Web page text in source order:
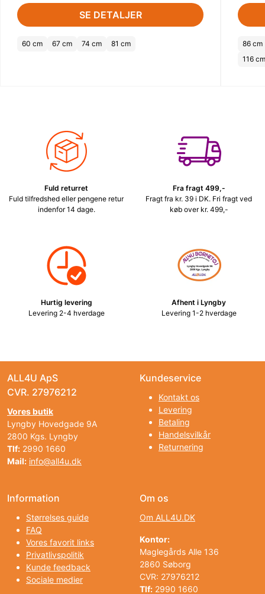
SE DETALJER
60 cm 67 cm 74 cm 81 cm
86 cm
116
Fuld returret
Fuld tilfredshed eller pengene retur
indenfor 14 dage.
Fra fragt 499,-
Fragt fra kr. 39 i DK. Fri fragt ved
køb over kr. 499,-
Hurtig levering
Levering 2-4 hverdage
Afhent i Lyngby
Levering 1-2 hverdage
ALL4U ApS
CVR. 27976212
Vores butik
Lyngby Hovedgade 9A
2800 Kgs. Lyngby
Tlf: 2990 1660
Mail: info@all4u.dk
Kundeservice
Kontakt os
Levering
Betaling
Handelsvilkår
Returnering
Information
Størrelses guide
FAQ
Vores favorit links
Privatlivspolitik
Kunde feedback
Sociale medier
Om os
Om ALL4U.DK
Kontor:
Maglegårds Alle 136
2860 Søborg
CVR: 27976212
Tlf: 2990 1660